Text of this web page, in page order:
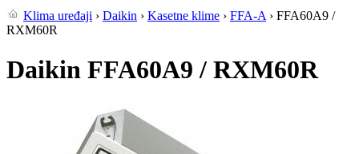
Klima uređaji › Daikin › Kasetne klime › FFA-A › FFA60A9 /
RXM60R
Daikin FFA60A9 / RXM60R